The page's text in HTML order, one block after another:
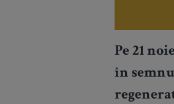
Pe 21
în